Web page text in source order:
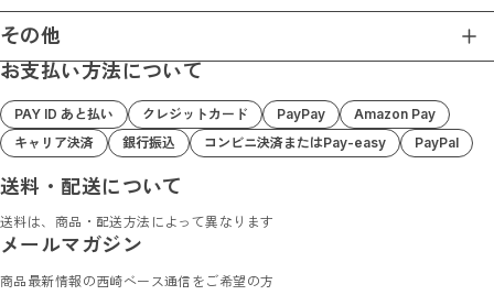
ホーム
ショップガイド
お支払い方法について
ブログ
お問い合わせ
その他
プライバシーポリシー
特定商取引法に基づく表記
Nishizaki Base 楽天店
Nishizaki Base Amazon店
お支払い方法について
PAY ID あと払い クレジットカード PayPay
Amazon Pay
キャリア決済
銀行振込 コンビニ決済またはPay-easy PayPal
送料・配送について
送料は、商品・配送方法によって異なります
メールマガジン
商品最新情報の西崎ベース通信をご希望の方